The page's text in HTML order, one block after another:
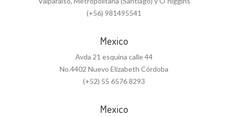
(+56) 981495541
Mexico
Avda 21 esquina calle 44
No.4402 Nuevo Elizabeth Córdoba
(+52) 55 6576 8293
Mexico